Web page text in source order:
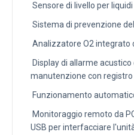
Sensore di livello per
Sistema di prevenzione
Analizzatore O2 integrato
Display di allarme
manutenzione con registro
Funzionamento
Monitoraggio remoto da
USB per interfacciare